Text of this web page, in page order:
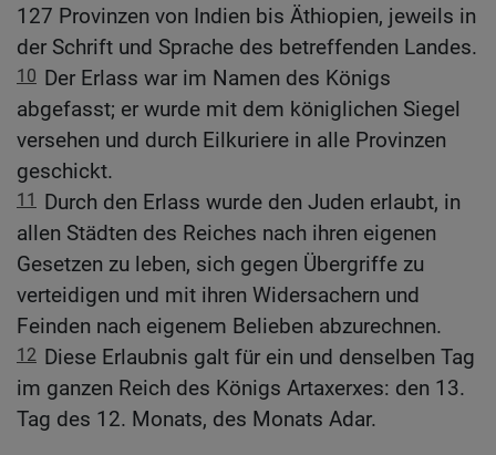
127 Provinzen von Indien bis Äthiopien, jeweils in
der Schrift und Sprache des betreffenden Landes.
10 Der Erlass war im Namen des Königs
abgefasst; er wurde mit dem königlichen Siegel
versehen und durch Eilkuriere in alle Provinzen
geschickt.
11
Durch den Erlass wurde den Juden erlaubt, in
allen Städten des Reiches nach ihren eigenen
Gesetzen zu leben, sich gegen Übergriffe zu
verteidigen und mit ihren Widersachern und
Feinden nach eigenem Belieben abzurechnen.
12 Diese Erlaubnis galt für ein und denselben Tag
im ganzen Reich des Königs Artaxerxes: den 13.
Tag des 12. Monats, des Monats Adar.